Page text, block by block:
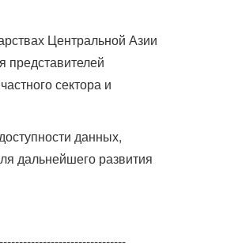
Центральной Азии
представителей
сектора и
данных,
дальнейшего развития